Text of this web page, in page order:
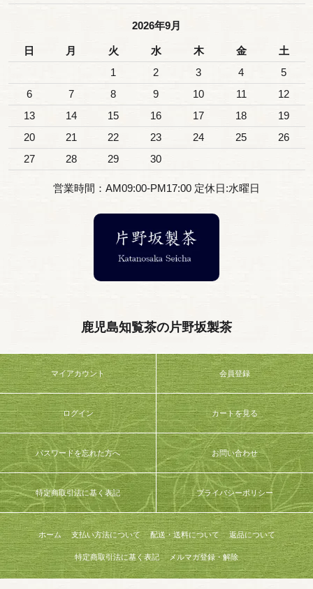
2026年9月
日 月 火 水 木 金
土
1
2 3 4
5
6
7 8 9 10 11
12
13
14 15 16 17 18
19
20
21 22 23 24 25
26
27
28 29 30
営業時間：AM09:00-PM17:00 定休日:水曜日
鹿児島知覧茶の片野坂製茶
マイアカウント 会員登録
ログイン カートを見る
パスワードを忘れた方へ お問い合わせ
特定商取引法に基く表記 プライバシーポリシー
ホーム 支払い方法について 配送・送料について 返品について
特定商取引法に基く表記 メルマガ登録・解除